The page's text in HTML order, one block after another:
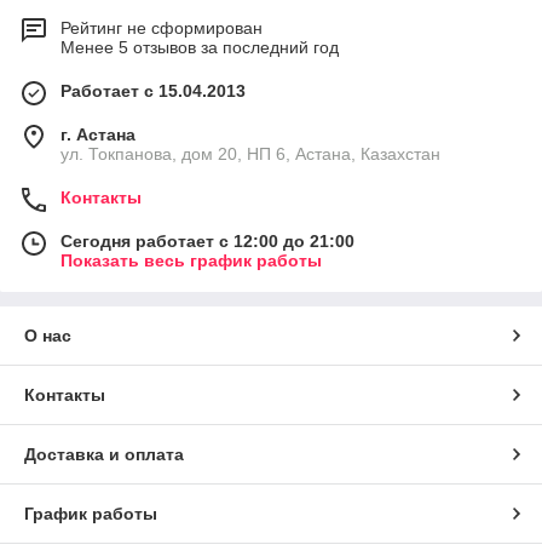
Рейтинг не сформирован
Менее 5 отзывов за последний год
Работает с 15.04.2013
г. Астана
ул. Токпанова, дом 20, НП 6, Астана, Казахстан
Контакты
Сегодня работает с 12:00 до 21:00
Показать весь график работы
О нас
Контакты
Доставка и оплата
График работы